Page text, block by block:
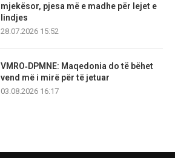
mjekësor, pjesa më e madhe për lejet e
lindjes
28.07.2026 15:52
VMRO‑DPMNE: Maqedonia do të bëhet
vend më i mirë për të jetuar
03.08.2026 16:17